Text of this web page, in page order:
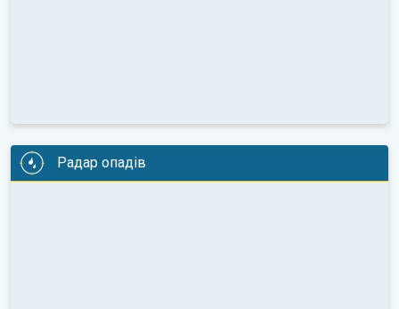
Радар опадів